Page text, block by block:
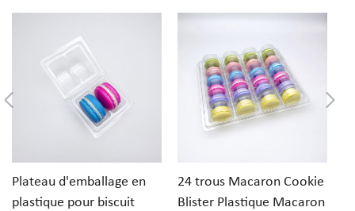
Plateau d'emballage en
plastique pour biscuit
24 trous Macaron Cookie
Blister Plastique Macaron